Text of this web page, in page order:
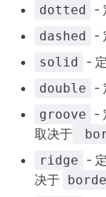
dotted -
dashed -
solid -
double -
groove -
取决于
ridge -
决于